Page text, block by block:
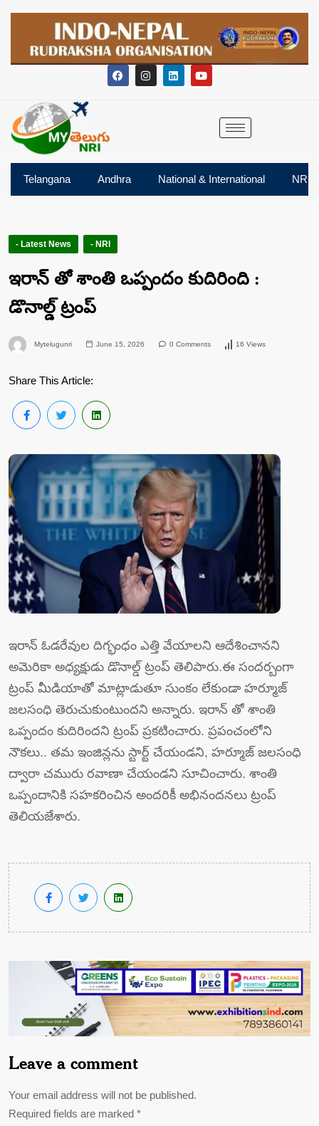
Telangana Andhra National & International NRI
- Latest News - NRI
ఇరాన్ తో శాంతి ఒప్పందం కుదిరింది :
డొనాల్డ్ ట్రంప్
Mytelugunri June 15, 2026 0 Comments 16 Views
Share This Article:
ఇరాన్ ఓడరేవుల దిగ్భంధం ఎత్తి వేయాలని ఆదేశించానని
అమెరికా అధ్యక్షుడు డొనాల్డ్ ట్రంప్ తెలిపారు.ఈ సందర్బంగా
ట్రంప్ మీడియాతో మాట్లాడుతూ సుంకం లేకుండా హర్మూజ్
జలసంధి తెరుచుకుంటుందని అన్నారు. ఇరాన్ తో శాంతి
ఒప్పందం కుదిరిందని ట్రంప్ ప్రకటించారు. ప్రపంచంలోని
నౌకలు.. తమ ఇంజిన్లను స్టార్ట్ చేయండని, హర్మూజ్ జలసంధి
ద్వారా చమురు రవాణా చేయండని సూచించారు. శాంతి
ఒప్పందానికి సహకరించిన అందరికీ అభినందనలు ట్రంప్
తెలియజేశారు.
Leave a comment
Your email address will not be published.
Required fields are marked *